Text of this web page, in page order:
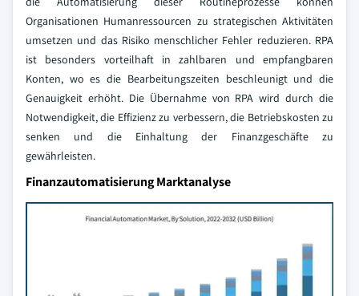
Organisationen Humanressourcen zu strategischen Aktivitäten
umsetzen und das Risiko menschlicher Fehler reduzieren. RPA
ist besonders vorteilhaft in zahlbaren und empfangbaren
Konten, wo es die Bearbeitungszeiten beschleunigt und die
Genauigkeit erhöht. Die Übernahme von RPA wird durch die
Notwendigkeit, die Effizienz zu verbessern, die Betriebskosten zu
senken und die Einhaltung der Finanzgeschäfte zu
gewährleisten.
Finanzautomatisierung Marktanalyse